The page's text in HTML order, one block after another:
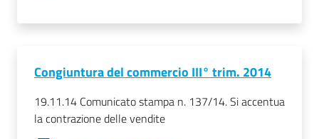
Congiuntura del commercio III° trim. 2014
19.11.14 Comunicato stampa n. 137/14. Si accentua
la contrazione delle vendite